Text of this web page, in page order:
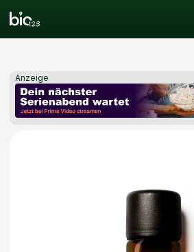
Anzeige